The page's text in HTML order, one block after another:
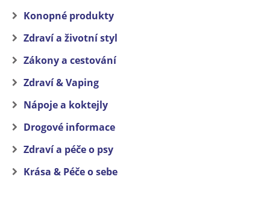
Konopné produkty
Zdraví a životní styl
Zákony a cestování
Zdraví & Vaping
Nápoje a koktejly
Drogové informace
Zdraví a péče o psy
Krása & Péče o sebe